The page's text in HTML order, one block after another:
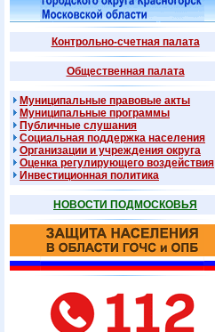
Контрольно-счетная палата
Общественная палата
Муниципальные правовые акты
Муниципальные программы
Публичные слушания
Социальная поддержка населения
Организации и учреждения округа
Оценка регулирующего воздействия
Инвестиционная политика
НОВОСТИ ПОДМОСКОВЬЯ